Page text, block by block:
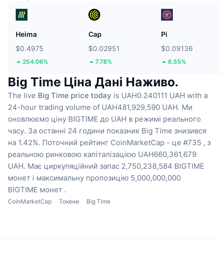
Heima
$0.4975
254.06%
Cap
$0.02951
7.78%
Pi
$0.09136
6.55%
Big Time Ціна Дані Наживо.
The live Big Time price today is UAH0.240111 UAH with a
24-hour trading volume of UAH481,929,590 UAH. Ми
оновлюємо ціну BIGTIME до UAH в режимі реального
часу. За останні 24 години показник Big Time знизився
на 1.42%. Поточний рейтинг CoinMarketCap - це #735 , з
реальною ринковою капіталізацією UAH660,361,679
UAH. Має циркуляційний запас 2,750,238,584 BIGTIME
монет і максимальну пропозицію 5,000,000,000
BIGTIME монет .
CoinMarketCap Токени Big Time